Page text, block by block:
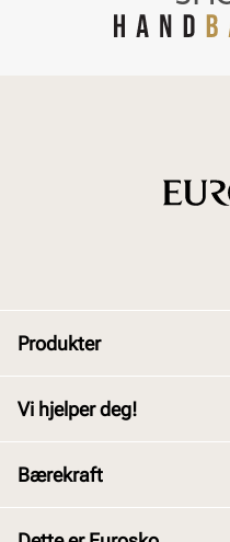
Produkter
Barn
Vi hjelper deg!
Bærekraft